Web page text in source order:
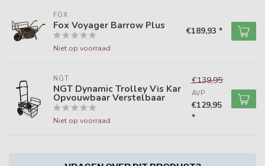
FOX
Fox Voyager Barrow Plus
Niet op voorraad
€189,93 *
NGT
NGT Dynamic Trolley Vis Kar
Opvouwbaar Verstelbaar
Niet op voorraad
€139,95
AVP
€129,95
*